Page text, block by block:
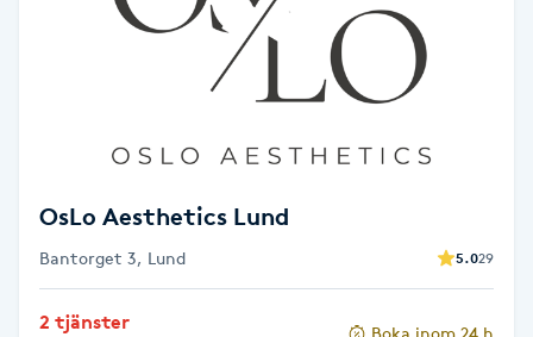
Föning
OsLo Aesthetics Lund
Bantorget 3, Lund 5.029
2 tjänster Boka inom 24 h